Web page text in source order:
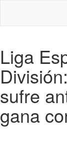
Liga
sufre
gana